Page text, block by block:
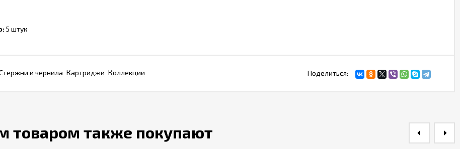
5 штук
Поделиться:
и чернила Картриджи Коллекции
товаром также покупают